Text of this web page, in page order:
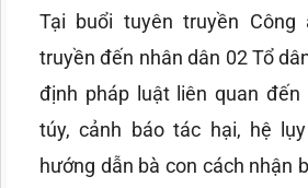
Tại buổi tuyên truyền
truyền đến nhân dân 02 Tổ
định pháp luật liên quan
túy, cảnh báo tác hại, hệ
hướng dẫn bà con cách nhận